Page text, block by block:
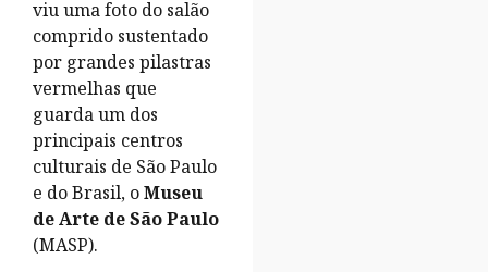
viu uma foto do salão
comprido sustentado
por grandes pilastras
vermelhas que
guarda um dos
principais centros
culturais de São Paulo
e do Brasil, oMuseu
de Arte de São Paulo
(MASP).